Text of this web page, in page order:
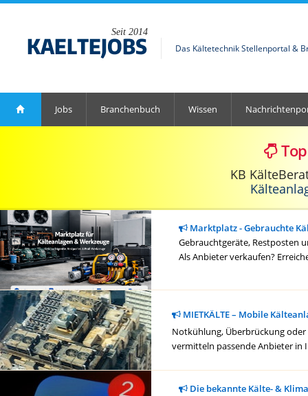
Seit 2014
Das Kältetechnik Stellenportal &
Jobs Branchenbuch Wissen
KB
Marktplatz - Gebrauchte
Gebrauchtgeräte, Restposten
Als Anbieter verkaufen?
MIETKÄLTE – Mobile
Notkühlung, Überbrückung
vermitteln passende Anbieter in
Die bekannte Kälte- &